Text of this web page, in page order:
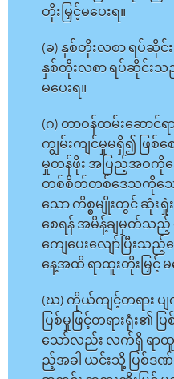
တိုးမြှင့်မပေးရ။
(ခ) နှစ်တိုးလစာ ရပ်ဆိုင်
နှစ်တိုးလစာ ရပ်ဆိုင်းသ
မပေးရ။
(ဂ) တာဝန်ထမ်းဆောင်ရာ
ကျွမ်းကျင်မှုမရှိ၍ ဖြစ်
မှုတန်ဖိုး အပြည့်အဝကိုသ
တစ်စိတ်တစ်ဒေသကိုသော်
သော ကိစ္စမျိုးတွင် ဆုံးရှုံ
စေရန် အမိန့်ချမှတ်သ
ကျေပေးလျော်ပြီးသည့်
နေ့အထိ ရာထူးတိုးမြှင့် မ
(ဃ) ကိုယ်ကျင့်တရား ပျ
ပြစ်မှုဖြင့်တရားရုံး၏ ပ
သော်လည်း လက်ရှိ ရ
ည့်အခါ ယင်းသို့ ပြစ်ဒဏ်